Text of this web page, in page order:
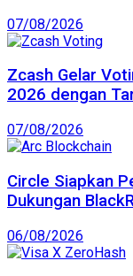
07/08/2026
Zcash Gelar
2026 dengan
07/08/2026
Circle Siapkan
Dukungan
06/08/2026